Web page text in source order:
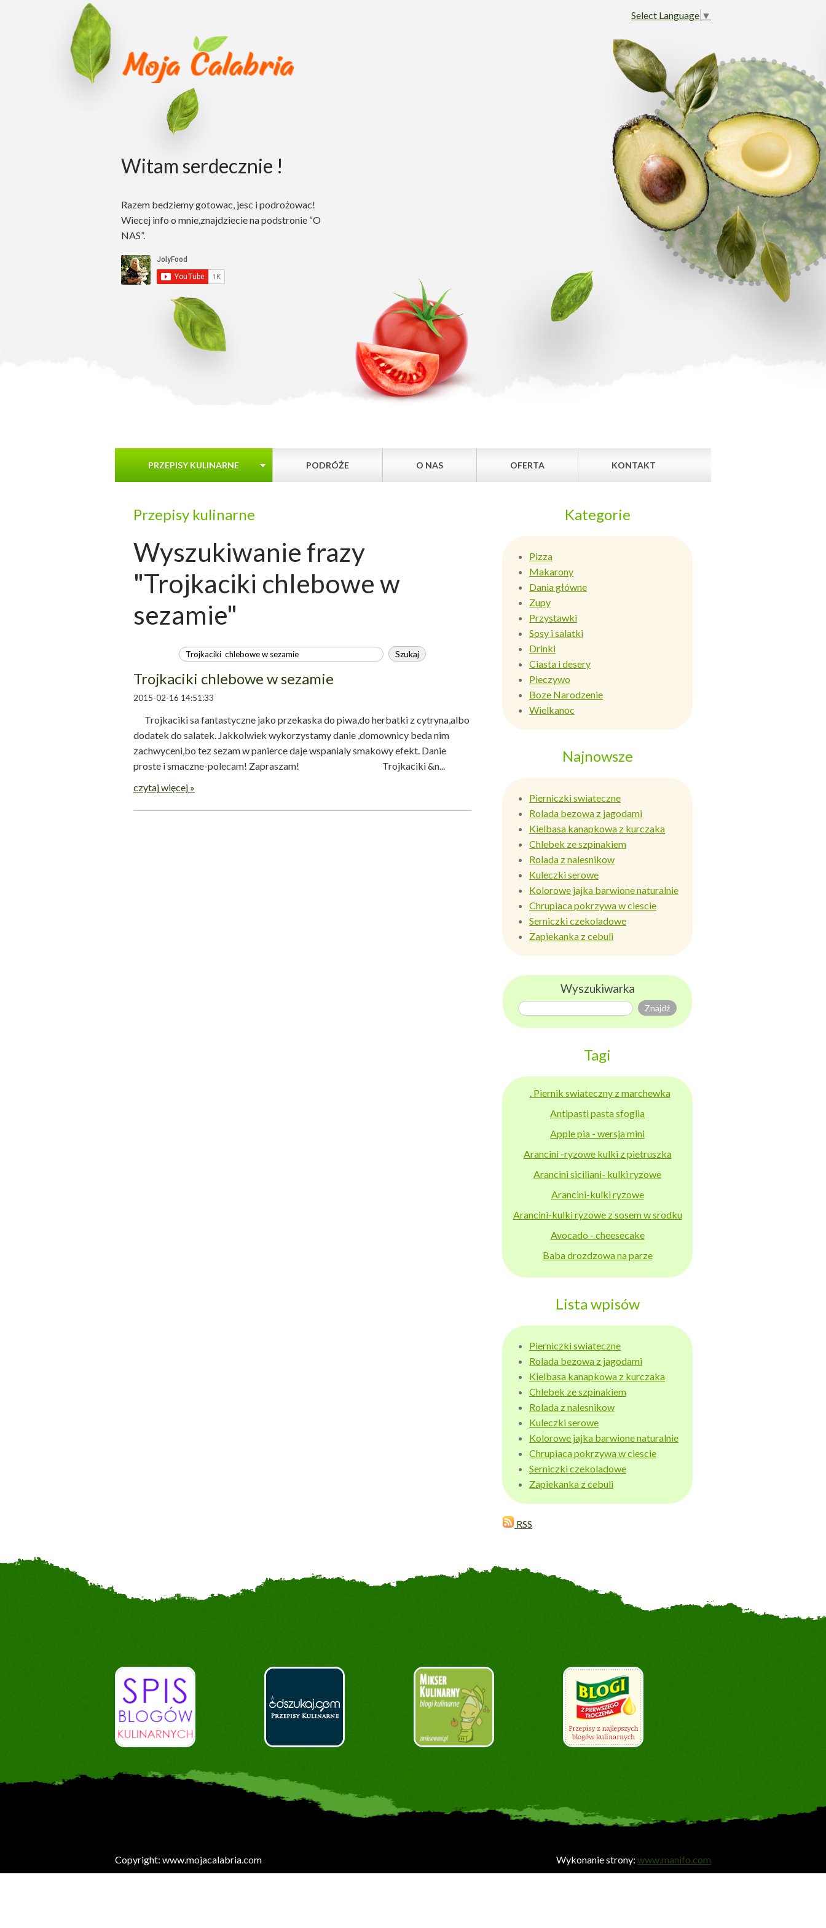
Witam serdecznie !
Razem bedziemy gotowac, jesc i podrożowac!
Wiecej info o mnie,znajdziecie na podstronie “O
NAS”.
Select Language ▼
PRZEPISY KULINARNE PODRÓŻE O NAS OFERTA KONTAKT
Przepisy kulinarne
Wyszukiwanie frazy
"Trojkaciki chlebowe w
sezamie"
Trojkaciki chlebowe w sezamie
2015-02-16 14:51:33
Trojkaciki sa fantastyczne jako przekaska do piwa,do herbatki z cytryna,albo
dodatek do salatek. Jakkolwiek wykorzystamy danie ,domownicy beda nim
zachwyceni,bo tez sezam w panierce daje wspanialy smakowy efekt. Danie
proste i smaczne-polecam! Zapraszam! Trojkaciki &n...
czytaj więcej »
Kategorie
Pizza
Makarony
Dania główne
Zupy
Przystawki
Sosy i salatki
Drinki
Ciasta i desery
Pieczywo
Boze Narodzenie
Wielkanoc
Najnowsze
Pierniczki swiateczne
Rolada bezowa z jagodami
Kielbasa kanapkowa z kurczaka
Chlebek ze szpinakiem
Rolada z nalesnikow
Kuleczki serowe
Kolorowe jajka barwione naturalnie
Chrupiaca pokrzywa w ciescie
Serniczki czekoladowe
Zapiekanka z cebuli
Wyszukiwarka
Tagi
. Piernik swiateczny z marchewka
Antipasti pasta sfoglia
Apple pia - wersja mini
Arancini -ryzowe kulki z pietruszka
Arancini siciliani- kulki ryzowe
Arancini-kulki ryzowe
Arancini-kulki ryzowe z sosem w srodku
Avocado - cheesecake
Baba drozdzowa na parze
Lista wpisów
Pierniczki swiateczne
Rolada bezowa z jagodami
Kielbasa kanapkowa z kurczaka
Chlebek ze szpinakiem
Rolada z nalesnikow
Kuleczki serowe
Kolorowe jajka barwione naturalnie
Chrupiaca pokrzywa w ciescie
Serniczki czekoladowe
Zapiekanka z cebuli
RSS
Copyright: www.mojacalabria.com Wykonanie strony: www.manifo.com